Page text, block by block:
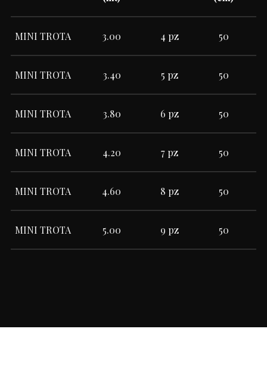
MINI TROTA 3.00 4 pz 50
MINI TROTA 3.40 5 pz 50
MINI TROTA 3.80 6 pz 50
MINI TROTA 4.20 7 pz 50
MINI TROTA 4.60 8 pz 50
MINI TROTA 5.00 9 pz 50